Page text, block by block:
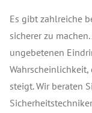
Es gibt zahlreiche
sicherer zu
ungebetenen
steigt. Wir beraten